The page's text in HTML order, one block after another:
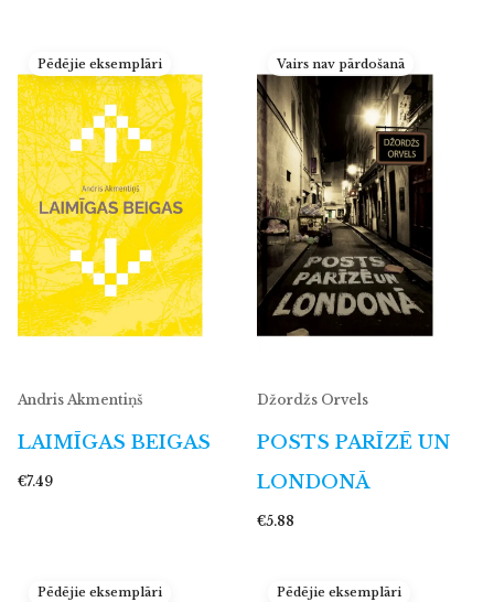
Pēdējie eksemplāri
Andris Akmentiņš
LAIMĪGAS BEIGAS
€7.49
Vairs nav pārdošanā
Džordžs Orvels
POSTS PARĪZĒ UN
LONDONĀ
€5.88
Pēdējie eksemplāri Pēdējie eksemplāri